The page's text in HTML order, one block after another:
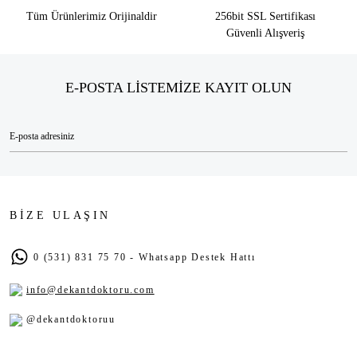
Tüm Ürünlerimiz Orijinaldir
256bit SSL Sertifikası
Güvenli Alışveriş
E-POSTA LİSTEMİZE KAYIT OLUN
BİZE ULAŞIN
0 (531) 831 75 70 - Whatsapp Destek Hattı
info@dekantdoktoru.com
@dekantdoktoruu